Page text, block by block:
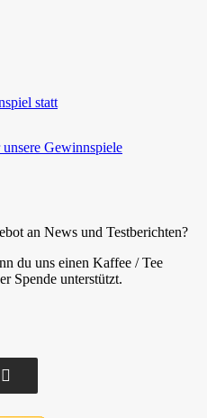
statt
Gewinnspiele
an News und Testberichten?
du uns einen Kaffee / Tee
Spende unterstützt.